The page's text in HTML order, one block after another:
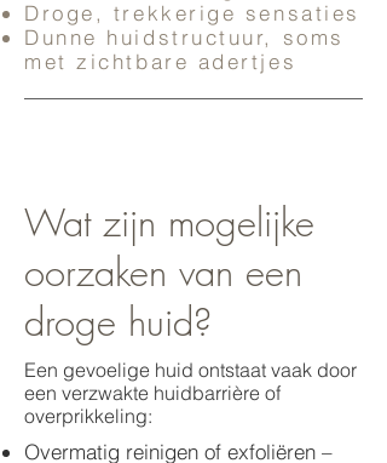
Droge, trekkerige sensaties
Dunne huidstructuur, soms
met zichtbare adertjes
Wat zijn mogelijke
oorzaken van een
droge huid?
Een gevoelige huid ontstaat vaak door
een verzwakte huidbarrière of
overprikkeling:
Overmatig reinigen of exfoliëren –